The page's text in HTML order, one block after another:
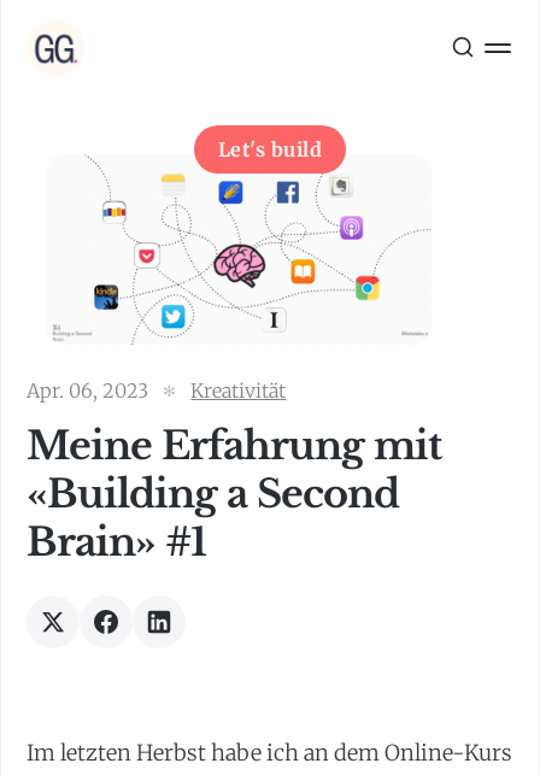
Let's build
Apr. 06, 2023 Kreativität
Meine Erfahrung mit
«Building a Second
Brain» #1
Im letzten Herbst habe ich an dem Online-Kurs